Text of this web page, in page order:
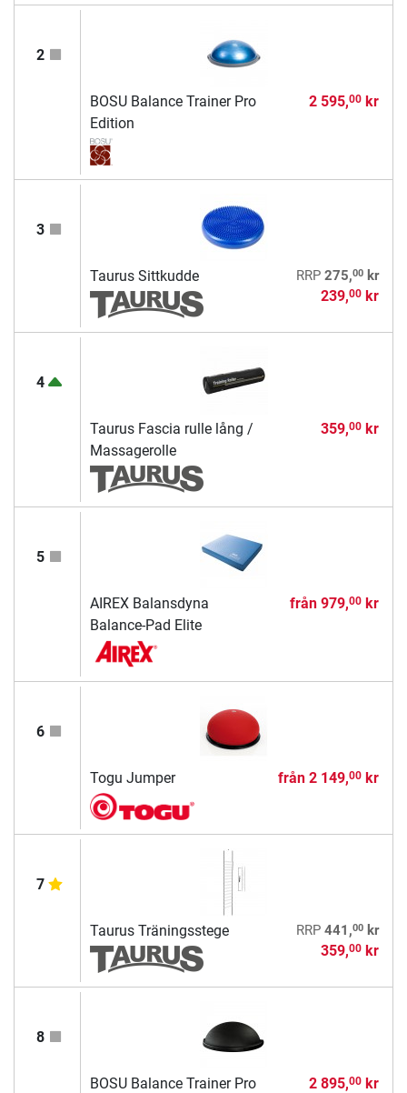
2
BOSU Balance Trainer Pro
Edition
2 595,00kr
3
Taurus Sittkudde RRP 275,00kr
239,00kr
4
Taurus Fascia rulle lång /
Massagerolle
359,00kr
5
AIREX Balansdyna
Balance-Pad Elite
från 979,00kr
6
Togu Jumper från 2 149,00kr
7
Taurus Träningsstege RRP 441,00kr
359,00kr
8
BOSU Balance Trainer Pro
2 895,00kr